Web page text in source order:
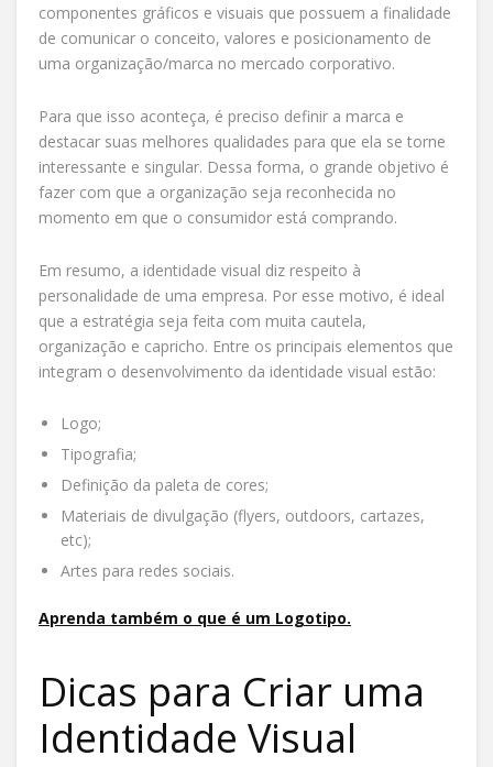
componentes gráficos e visuais que possuem a finalidade
de comunicar o conceito, valores e posicionamento de
uma organização/marca no mercado corporativo.
Para que isso aconteça, é preciso definir a marca e
destacar suas melhores qualidades para que ela se torne
interessante e singular. Dessa forma, o grande objetivo é
fazer com que a organização seja reconhecida no
momento em que o consumidor está comprando.
Em resumo, a identidade visual diz respeito à
personalidade de uma empresa. Por esse motivo, é ideal
que a estratégia seja feita com muita cautela,
organização e capricho. Entre os principais elementos que
integram o desenvolvimento da identidade visual estão:
Logo;
Tipografia;
Definição da paleta de cores;
Materiais de divulgação (flyers, outdoors, cartazes,
etc);
Artes para redes sociais.
Aprenda também o que é um Logotipo.
Dicas para Criar uma
Identidade Visual